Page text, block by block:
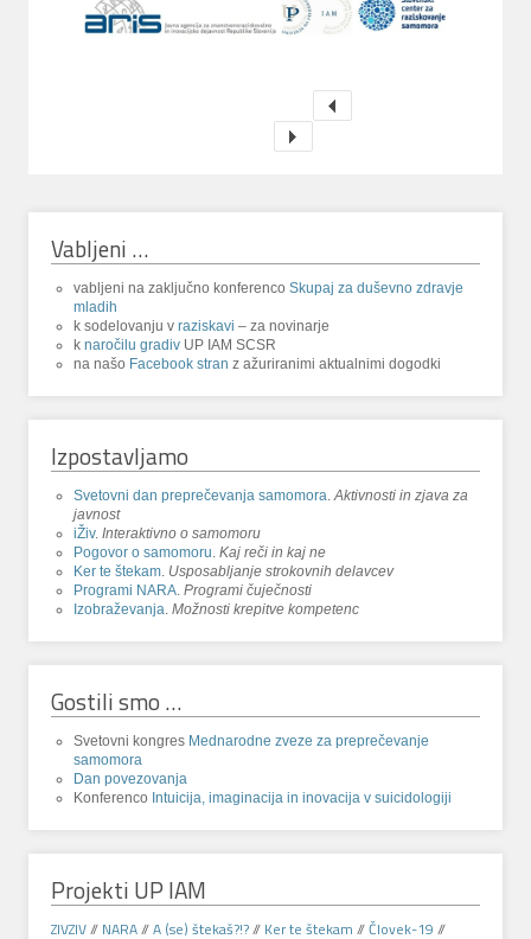
Vabljeni …
vabljeni na zaključno konferencoSkupaj za duševno zdravje
mladih
k sodelovanju vraziskavi – za novinarje
knaročilu gradiv UP IAM SCSR
na našo Facebook stran z ažuriranimi aktualnimi dogodki
Izpostavljamo
Svetovni dan preprečevanja samomora.Aktivnosti in zjava za
javnost
iŽiv.Interaktivno o samomoru
Pogovor o samomoru.Kaj reči in kaj ne
Ker te štekam. Usposabljanje strokovnih delavcev
Programi NARA.Programi čuječnosti
Izobraževanja.Možnosti krepitve kompetenc
Gostili smo …
Svetovni kongres Mednarodne zveze za preprečevanje
samomora
Dan povezovanja
Konferenco Intuicija, imaginacija in inovacija v suicidologiji
Projekti UP IAM
ZIVZIV// NARA//A (se) štekaš?!?// Ker te štekam //Človek-19 //